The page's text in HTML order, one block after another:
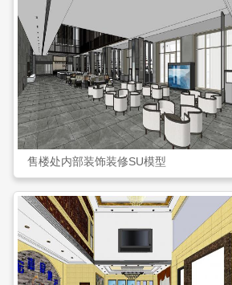
售楼处内部装饰装修SU模型